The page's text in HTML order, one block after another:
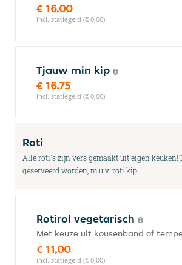
€ 16,00
incl. statiegeld (€ 0,00)
Tjauw min kip
€ 16,75
incl. statiegeld (€ 0,00)
Roti
Alle roti's zijn vers gemaakt uit eigen keuken!
geserveerd worden, m.u.v. roti kip
Rotirol vegetarisch
Met keuze uit kousenband of
€ 11,00
incl. statiegeld (€ 0,00)